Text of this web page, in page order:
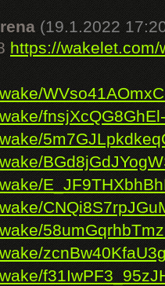
(19.1.2022
https://